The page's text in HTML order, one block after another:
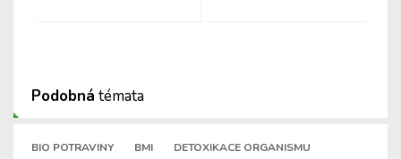
Podobná témata
BIO POTRAVINY BMI
DETOXIKACE ORGANISMU